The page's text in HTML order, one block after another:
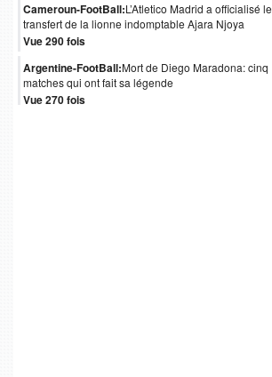
Cameroun-FootBall:L’Atletico Madrid a officialisé le
transfert de la lionne indomptable Ajara Njoya
Vue 290 fois
Argentine-FootBall:Mort de Diego Maradona: cinq
matches qui ont fait sa légende
Vue 270 fois